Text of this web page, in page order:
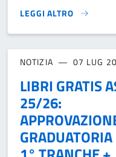
LEGGI ALTRO
MISURA "LIBRI
NOTIZIA 07 LUG
LIBRI GRATIS
25/26: